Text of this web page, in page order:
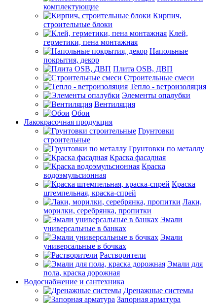
комплектующие
Кирпич,
строительные блоки
Клей,
герметики, пена монтажная
Напольные
покрытия, декор
Плита OSB, ДВП
Строительные смеси
Тепло - ветроизоляция
Элементы опалубки
Вентиляция
Обои
Лакокрасочная продукция
Грунтовки
строительные
Грунтовки по металлу
Краска фасадная
Краска
водоэмульсионная
Краска
штемпельная, краска-спрей
Лаки,
морилки, серебрянка, пропитки
Эмали
универсальные в банках
Эмали
универсальные в бочках
Растворители
Эмали для
пола, краска дорожная
Водоснабжение и сантехника
Дренажные системы
Запорная арматура